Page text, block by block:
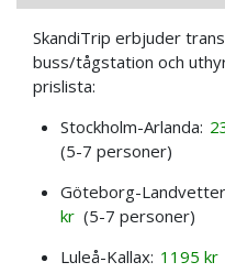
SkandiTrip erbjuder
buss/tågstation och
prislista:
Stockholm-Arlanda:
(5-7 personer)
Göteborg-
kr (5-7 personer)
Luleå-Kallax: 1195 kr